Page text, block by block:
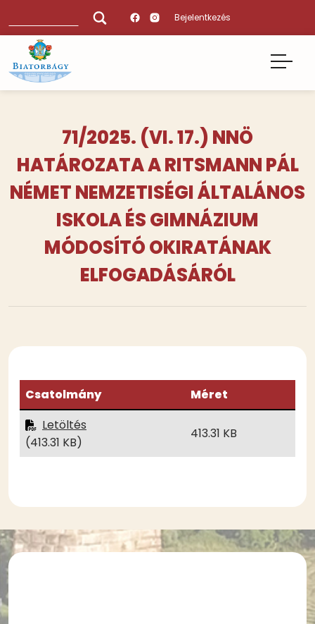
tartalomra
Bejelentkezés
71/2025. (VI. 17.) NNÖ
HATÁROZATA A RITSMANN PÁL
NÉMET NEMZETISÉGI ÁLTALÁNOS
ISKOLA ÉS GIMNÁZIUM
MÓDOSÍTÓ OKIRATÁNAK
ELFOGADÁSÁRÓL
Csatolmány
Méret
Letöltés
(413.31 KB)
413.31 KB